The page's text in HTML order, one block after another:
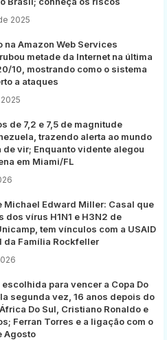
2025
na Amazon Web Services
metade da Internet na última
10, mostrando como o sistema
a ataques
de 7,2 e 7,5 de magnitude
trazendo alerta ao mundo
de vir; Enquanto vidente alegou
em Miami/FL
Michael Edward Miller: Casal que
dos vírus H1N1 e H3N2 de
tem vínculos com a USAID
da Família Rockfeller
escolhida para vencer a Copa Do
segunda vez, 16 anos depois do
Do Sul, Cristiano Ronaldo e
Ferran Torres e a ligação com o
Agosto